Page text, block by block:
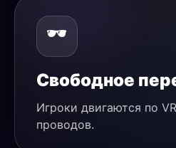
🕶️
Свободное
Игроки двигаются по
проводов.